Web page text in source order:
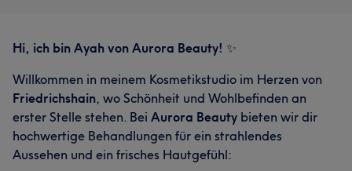
Hi, ich bin Ayah von Aurora Beauty! ✨
Willkommen in meinem Kosmetikstudio im Herzen von
Friedrichshain, wo Schönheit und Wohlbefinden an
erster Stelle stehen. Bei Aurora Beauty bieten wir dir
hochwertige Behandlungen für ein strahlendes
Aussehen und ein frisches Hautgefühl: